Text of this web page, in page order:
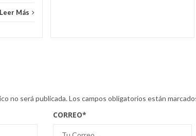
Leer Más
no será publicada.Los campos obligatorios están
CORREO*